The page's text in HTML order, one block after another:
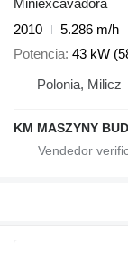
Miniexcavadora
2010
5.286 m/h
Potencia 43 kW
Polonia, Milicz
KM MASZYNY